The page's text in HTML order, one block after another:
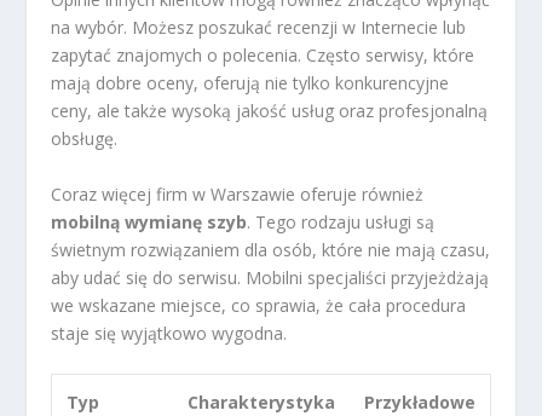
na wybór. Możesz poszukać recenzji w Internecie lub
zapytać znajomych o polecenia. Często serwisy, które
mają dobre oceny, oferują nie tylko konkurencyjne
ceny, ale także wysoką jakość usług oraz profesjonalną
obsługę.
Coraz więcej firm w Warszawie oferuje również
mobilną wymianę szyb. Tego rodzaju usługi są
świetnym rozwiązaniem dla osób, które nie mają czasu,
aby udać się do serwisu. Mobilni specjaliści przyjeżdżają
we wskazane miejsce, co sprawia, że cała procedura
staje się wyjątkowo wygodna.
Typ
Charakterystyka
Przykładowe